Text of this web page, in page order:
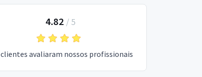
4.82 / 5
clientes avaliaram nossos profissionais